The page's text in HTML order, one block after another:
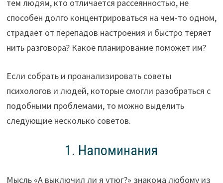
тем людям, кто отличается рассеянностью, не
способен долго концентрироваться на чем-то одном,
страдает от перепадов настроения и быстро теряет
нить разговора? Какое планирование поможет им?
Если собрать и проанализировать советы
психологов и людей, которые смогли разобраться с
подобными проблемами, то можно выделить
следующие несколько советов.
1. Напоминания
Мысль «А выключил ли я утюг?» знакома любому из